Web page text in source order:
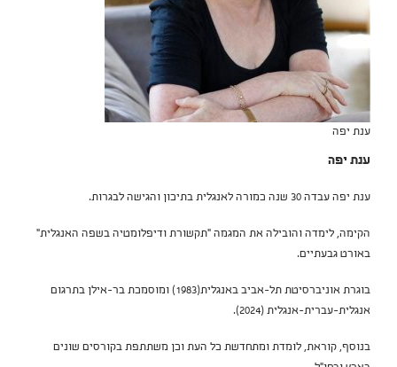
ענת יפה
ענת יפה
ענת יפה עבדה 30 שנה כמורה לאנגלית בתיכון והגישה לבגרות.
הקימה, לימדה והובילה את המגמה "תקשורת ודיפלומטיה בשפה האנגלית"
באורט גבעתיים.
בוגרת אוניברסיטת תל-אביב באנגלית(1983) ומוסמכת בר-אילן בתרגום
אנגלית-עברית-אנגלית (2024).
בנוסף, קוראת, לומדת ומתחדשת כל העת וכן משתתפת בקורסים שונים